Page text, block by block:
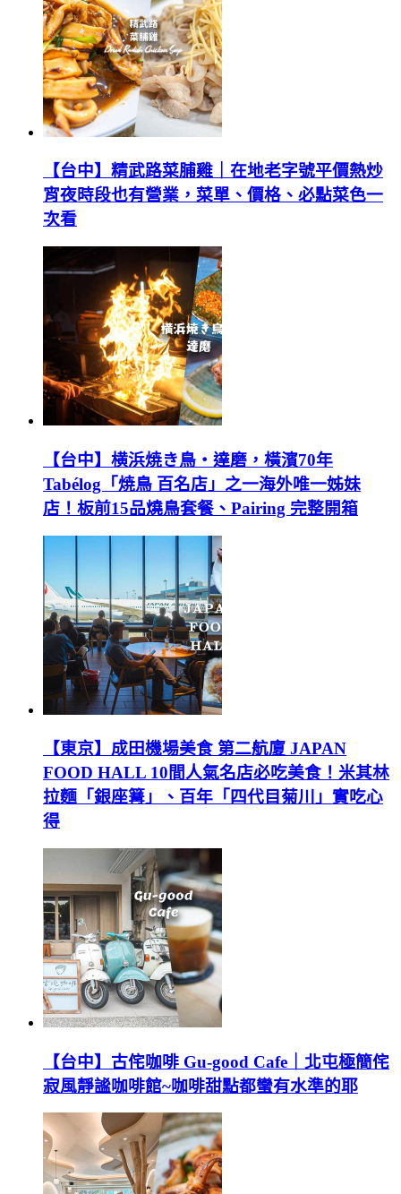
【台中】精武路菜脯雞｜在地老字號平價熱炒
宵夜時段也有營業，菜單、價格、必點菜色一
次看
【台中】横浜焼き鳥‧達磨，橫濱70年
Tabélog「焼鳥 百名店」之一海外唯一姊妹
店！板前15品燒鳥套餐、Pairing 完整開箱
【東京】成田機場美食 第二航廈 JAPAN
FOOD HALL 10間人氣名店必吃美食！米其林
拉麵「銀座篝」、百年「四代目菊川」實吃心
得
【台中】古侘咖啡 Gu-good Cafe｜北屯極簡侘
寂風靜謐咖啡館~咖啡甜點都蠻有水準的耶